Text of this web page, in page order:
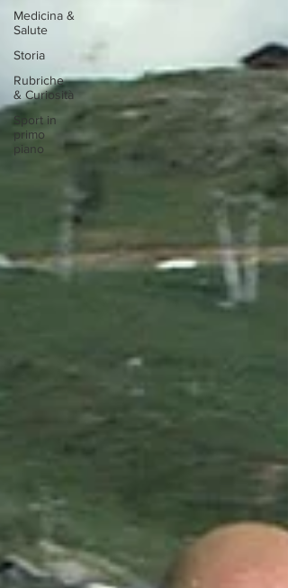
Medicina &
Salute
Storia
Rubriche
& Curiosità
Sport in
primo
piano